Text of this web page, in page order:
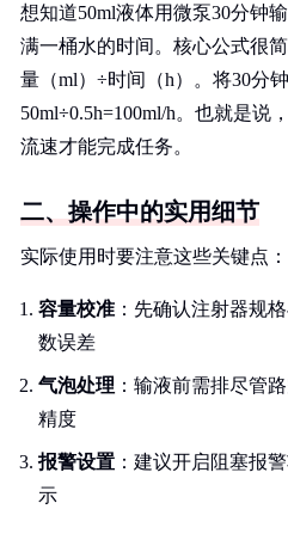
想知道50ml液体用微泵30分钟
满一桶水的时间。核心公式很
量（ml）÷时间（h）。将30分
50ml÷0.5h=100ml/h。也就是说
流速才能完成任务。
二、操作中的实用细节
实际使用时要注意这些关键点：
容量校准 ：先确认注射器规
数误差
气泡处理 ：输液前需排尽管
精度
报警设置 ：建议开启阻塞报
示